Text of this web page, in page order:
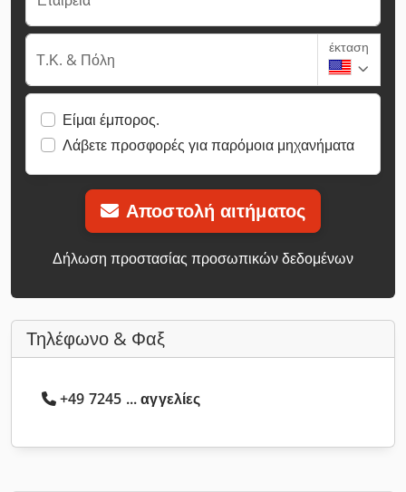
Τ.Κ. & Πόλη
έκταση
Είμαι έμπορος.
Λάβετε προσφορές για παρόμοια μηχανήματα
Αποστολή αιτήματος
Δήλωση προστασίας προσωπικών δεδομένων
Τηλέφωνο & Φαξ
+49 7245 ... αγγελίες